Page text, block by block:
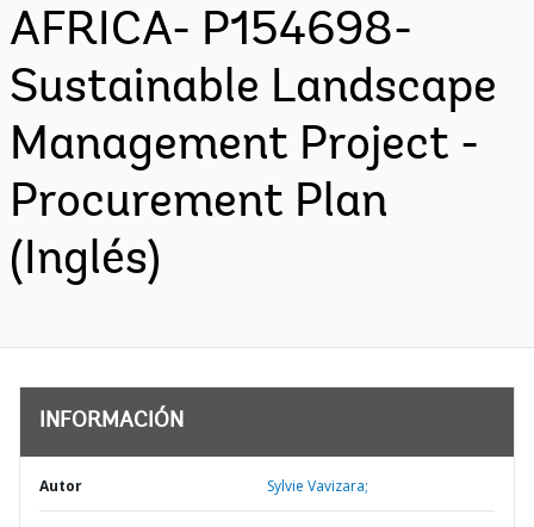
AFRICA- P154698-
Sustainable Landscape
Management Project -
Procurement Plan
(Inglés)
INFORMACIÓN
Autor Sylvie Vavizara;